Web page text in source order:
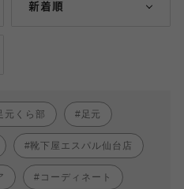
新着順
元くら部 足元
靴下屋エスパル仙台店
コーディネート